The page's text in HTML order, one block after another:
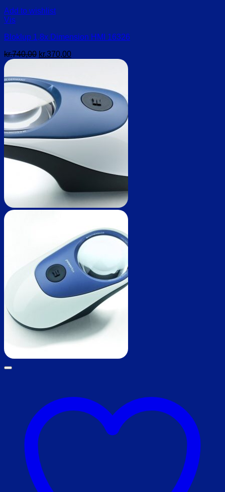
Add to wishlist
Vis
Bloklup 1,8x Dimension HMI 16326
kr.740,00 Den
var:
kr.740,00.
kr.370,00Den
kr.370,00.